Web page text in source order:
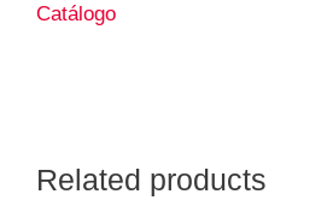
Catálogo
Related products